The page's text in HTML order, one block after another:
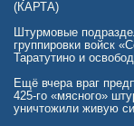
(КАРТА)
Штурмовые
группировки войск
Таратутино и
Ещё вчера враг
425-го «мясного»
уничтожили живую